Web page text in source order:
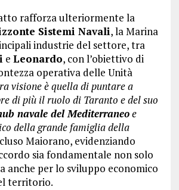
rafforza ulteriormente la
Sistemi Navali, la Marina
industrie del settore, tra
e Leonardo, con l’obiettivo di
operativa delle Unità
visione è quella di puntare a
di più il ruolo di Taranto e del suo
navale del Mediterraneoe
della grande famiglia della
Maiorano, evidenziando
sia fondamentale non solo
anche per lo sviluppo economico
territorio.